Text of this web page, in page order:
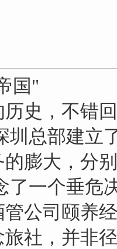
国"
史，不错
圳总部建
膨大，分
了一个垂
公司颐养
社，并非